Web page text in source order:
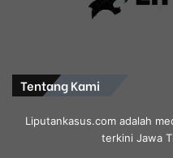
Tentang Kami
Liputankasus.com adalah
terkini Jawa